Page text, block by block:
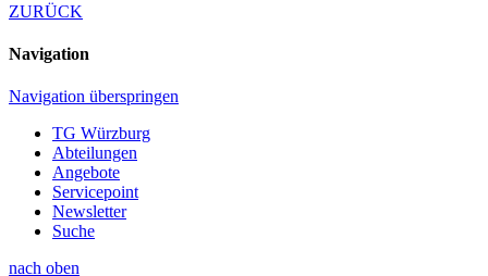
ZURÜCK
Navigation
Navigation überspringen
TG Würzburg
Abteilungen
Angebote
Servicepoint
Newsletter
Suche
nach oben